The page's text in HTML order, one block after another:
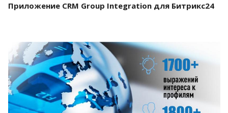
Приложение CRM Group Integration для Битрикс24